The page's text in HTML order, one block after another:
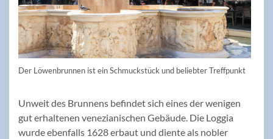
Der Löwenbrunnen ist ein Schmuckstück und beliebter Treffpunkt
Unweit des Brunnens befindet sich eines der wenigen
gut erhaltenen venezianischen Gebäude. Die Loggia
wurde ebenfalls 1628 erbaut und diente als nobler